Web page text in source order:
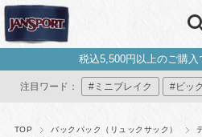
税込5,500円以上のご購入
注目ワード： #ミニブレイク #ビッ
TOP バックパック（リュックサック）